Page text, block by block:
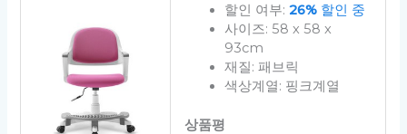
할인 여부: 26%할인 중
사이즈: 58 x 58 x
93cm
재질: 패브릭
색상계열: 핑크계열
상품평